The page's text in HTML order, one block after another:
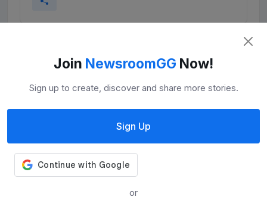
Join NewsroomGG Now!
Sign up to create, discover and share more stories.
Sign Up
or
Evento de Misiones
3111 views